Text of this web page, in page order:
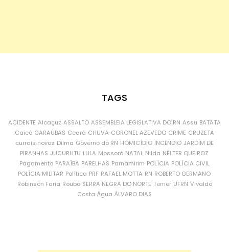
TAGS
ACIDENTE Alcaçuz ASSALTO ASSEMBLEIA LEGISLATIVA DO RN Assu BATATA
Caicó CARAÚBAS Ceará CHUVA CORONEL AZEVEDO CRIME CRUZETA
currais novos Dilma Governo do RN HOMICÍDIO INCÊNDIO JARDIM DE
PIRANHAS JUCURUTU LULA Mossoró NATAL Nilda NÉLTER QUEIROZ
Pagamento PARAÍBA PARELHAS Parnamirim POLÍCIA POLÍCIA CIVIL
POLÍCIA MILITAR Política PRF RAFAEL MOTTA RN ROBERTO GERMANO
Robinson Faria Roubo SERRA NEGRA DO NORTE Temer UFRN Vivaldo
Costa Água ÁLVARO DIAS